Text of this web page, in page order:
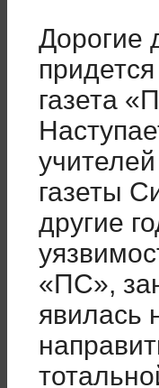
Дорогие
газета
газеты
другие
«ПС»,
явилась